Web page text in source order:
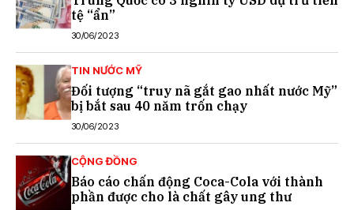
tệ “ẩn”
30/06/2023
TIN NƯỚC MỸ
Đối tượng “truy nã gắt gao nhất nước Mỹ”
bị bắt sau 40 năm trốn chạy
30/06/2023
CỘNG ĐỒNG
Báo cáo chấn động Coca-Cola với thành
phần được cho là chất gây ung thư